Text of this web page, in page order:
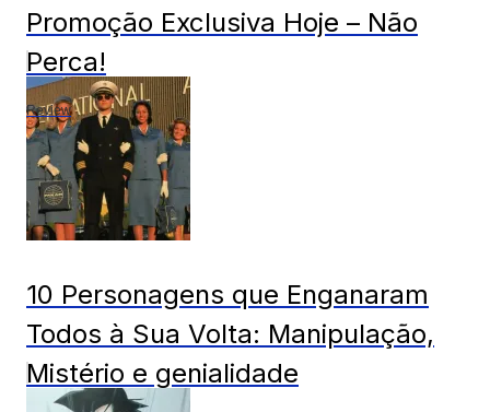
Promoção Exclusiva Hoje – Não
Perca!
Review
10 Personagens que Enganaram
Todos à Sua Volta: Manipulação,
Mistério e genialidade